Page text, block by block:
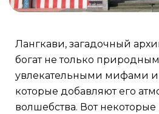
Лангкави, загадочный
богат не только
увлекательными мифами
которые добавляют его
волшебства. Вот